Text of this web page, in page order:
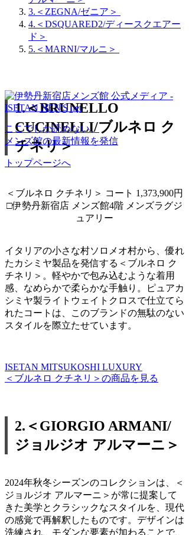
3.＜ZEGNA/ゼニア＞
4.＜DSQUARED2/ディースクエアー
ド＞
5.＜MARNI/マルニ＞
1.＜BRUNELLO
CUCINELLI/ブルネロ ク
チネリ＞
＜ブルネロ クチネリ＞ コート 1,373,900円
□伊勢丹新宿店 メンズ館4階 メンズラグジ
ュアリー
イタリアの小さな村ソロメオ村から、優れ
たカシミヤ製品を発信する＜ブルネロ ク
チネリ＞。軽やかで包み込むような着用
感、なめらかで柔らかな手触り。ピュアカ
シミヤ製ライトウェイトクロスで仕立てら
れたコートは、このブランドの無駄のない
スタイルを際立たせています。
ISETAN MITSUKOSHI LUXURY
＜ブルネロ クチネリ＞の商品を見る
2.＜GIORGIO ARMANI/
ジョルジオ アルマーニ＞
2024年秋冬シーズンのコレクションは、＜
ジョルジオ アルマーニ＞が常に提案して
きた美学とクラシックなスタイルを、現代
の感覚で再解釈したものです。デザインは
洗練され、モダンな要素が加わることで、
ここでしか読めない、
メンズ館の最新情報を発信
トップページへ